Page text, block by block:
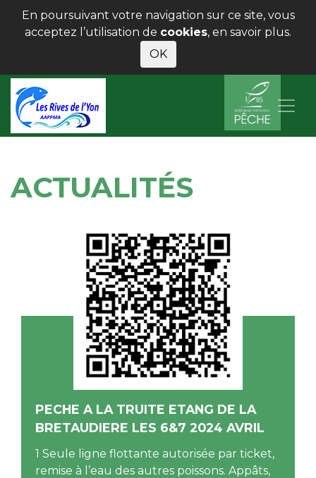
En poursuivant votre navigation sur ce site, vous
acceptez l’utilisation de cookies, en savoir plus.
OK
ACTUALITÉS
PECHE A LA TRUITE ETANG DE LA
BRETAUDIERE LES 6&7 2024 AVRIL
1 Seule ligne flottante autorisée par ticket,
remise à l’eau des autres poissons. Appâts,